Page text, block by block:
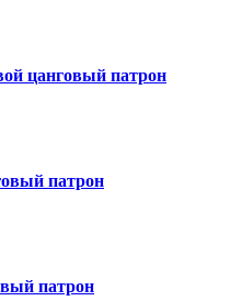
цанговый патрон
патрон
патрон